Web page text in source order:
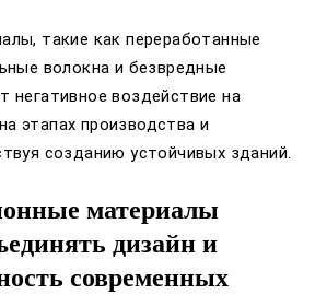
такие как переработанные
волокна и безвредные
негативное воздействие на
этапах производства и
созданию устойчивых зданий.
материалы
дизайн и
современных